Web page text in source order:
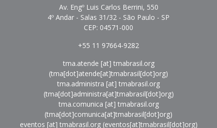
Av. Engº Luis Carlos Berrini, 550
4º Andar - Salas 31/32 - São Paulo - SP
CEP: 04571-000
+55 11 97664-9282
tma.atende [at] tmabrasil.org
(tma[dot]atende[at]tmabrasil[dot]org)
tma.administra [at] tmabrasil.org
(tma[dot]administra[at]tmabrasil[dot]org)
tma.comunica [at] tmabrasil.org
(tma[dot]comunica[at]tmabrasil[dot]org)
eventos [at] tmabrasil.org(eventos[at]tmabrasil[dot]org)